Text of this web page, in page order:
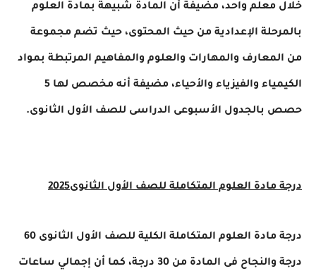
معلم واحد، مضيفة أن المادة شبيهة بمادة العلوم
الإعدادية من حيث المحتوى، حيث تضم مجموعة
والمهارات والعلوم والمفاهيم المرتبطة بمواد
الكيمياء والفيزياء والأحياء، مضيفة أنه مخصص لها 5
الأسبوعى الدراسى للصف الأول الثانوى.
العلوم المتكاملة للصف الأول الثانوى2025
درجة مادة العلوم المتكاملة الكلية للصف الأول الثانوى 60
درجة والنجاح فى المادة من 30 درجة، كما أن إجمالي ساعات